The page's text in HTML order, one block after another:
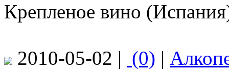
Крепленое вино
2010-05-02 | (0) |